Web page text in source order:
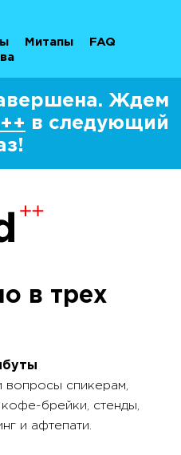
Митапы
FAQ
Ждем
в следующий
в трех
вопросы спикерам,
брейки, стенды,
и афтепати.